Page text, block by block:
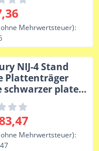
917,36, ohne MwSt.:
Mehrwertsteuer):
NIJ-4 Stand
Plattenträger
schwarzer plate
483,47, ohne
Mehrwertsteuer):